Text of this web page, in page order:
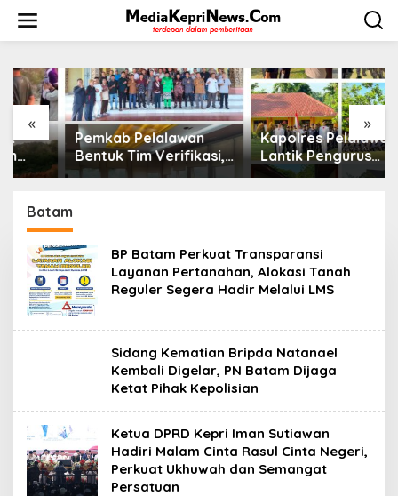
w
« »
Pemkab Pelalawan
Bentuk Tim Verifikasi,
Penyelesaian Konflik
dan Warga Mak Teduh
Masuki Babak Baru
Kapolres Pelalawan
Lantik Pengurus
Bhuwana Lestari SMAN
Batam
BP Batam Perkuat Transparansi
Layanan Pertanahan, Alokasi Tanah
Reguler Segera Hadir Melalui LMS
Sidang Kematian Bripda Natanael
Kembali Digelar, PN Batam Dijaga
Ketat Pihak Kepolisian
Ketua DPRD Kepri Iman Sutiawan
Hadiri Malam Cinta Rasul Cinta Negeri,
Perkuat Ukhuwah dan Semangat
Persatuan